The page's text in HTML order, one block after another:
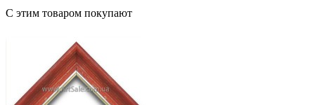
С этим товаром покупают